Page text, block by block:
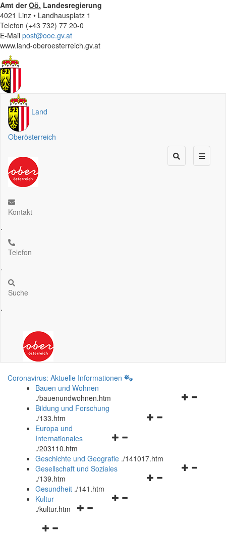
Amt derOö. Landesregierung
4021 Linz • Landhausplatz 1
Telefon (+43 732) 77 20-0
E-Mail post@ooe.gv.at
www.land-oberoesterreich.gv.at
Land
Oberösterreich
Kontakt
.
Telefon
.
Suche
.
Coronavirus: Aktuelle Informationen
Bauen und Wohnen
./bauenundwohnen.htm
Navigationsmenü
Bildung und Forschung
./133.htm
Navigationsmenü
und
schließen
Europa und
Internationales
./203110.htm
Geschichte und Geografie ./141017.htm
Navigationsmenü
Gesellschaft und Soziales
./139.htm
Navigationsmenü
Gesundheit ./141.htm
Navigationsmenü
Kultur
./kultur.htm
Navigationsmenü